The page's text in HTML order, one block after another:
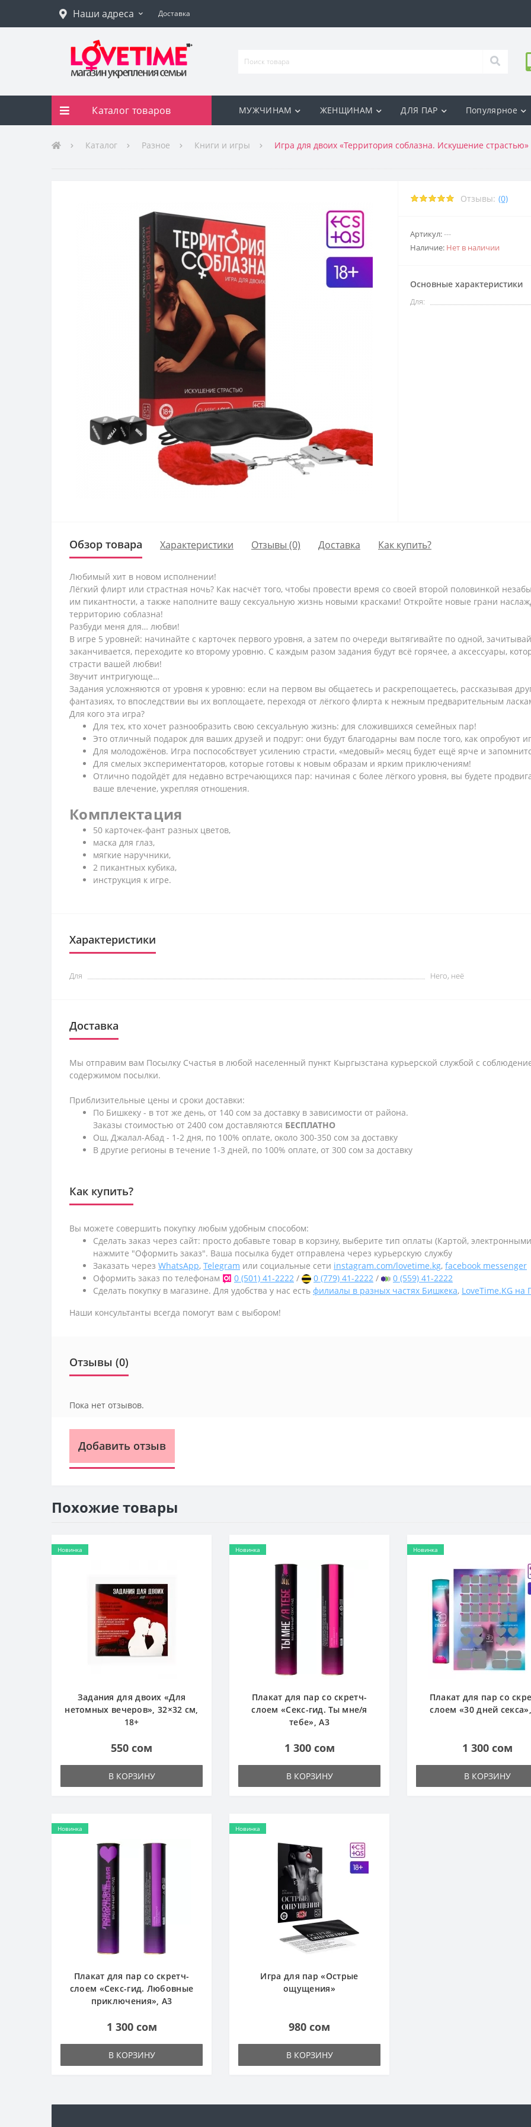
Наши адреса Доставка
Каталог товаров МУЖЧИНАМ ЖЕНЩИНАМ ДЛЯ ПАР Популярное
Каталог Разное Книги и игры Игра для двоих «Территория соблазна. Искушение страстью»
Отзывы: (0)
Артикул:---
Наличие: Нет в наличии
Основные характеристики
Для:
Обзор товара Характеристики Отзывы (0) Доставка Как купить?
Любимый хит в новом исполнении!
Лёгкий флирт или страстная ночь? Как насчёт того, чтобы провести время со своей второй половинкой
им пикантности, а также наполните вашу сексуальную жизнь новыми красками! Откройте новые грани
территорию соблазна!
Разбуди меня для… любви!
В игре 5 уровней: начинайте с карточек первого уровня, а затем по очереди вытягивайте по одной,
заканчивается, переходите ко второму уровню. С каждым разом задания будут всё горячее, а аксессуары,
страсти вашей любви!
Звучит интригующе…
Задания усложняются от уровня к уровню: если на первом вы общаетесь и раскрепощаетесь, рассказывая
фантазиях, то впоследствии вы их воплощаете, переходя от лёгкого флирта к нежным предварительным
Для кого эта игра?
Для тех, кто хочет разнообразить свою сексуальную жизнь: для сложившихся семейных пар!
Это отличный подарок для ваших друзей и подруг: они будут благодарны вам после того, как опробуют
Для молодожёнов. Игра поспособствует усилению страсти, «медовый» месяц будет ещё ярче и
Для смелых экспериментаторов, которые готовы к новым образам и ярким приключениям!
Отлично подойдёт для недавно встречающихся пар: начиная с более лёгкого уровня, вы будете
ваше влечение, укрепляя отношения.
Комплектация
50 карточек-фант разных цветов,
маска для глаз,
мягкие наручники,
2 пикантных кубика,
инструкция к игре.
Характеристики
Для Него, неё
Доставка
Мы отправим вам Посылку Счастья в любой населенный пункт Кыргызстана курьерской службой с
содержимом посылки.
Приблизительные цены и сроки доставки:
По Бишкеку - в тот же день, от 140 сом за доставку в зависимости от района.
Заказы стоимостью от 2400 сом доставляются БЕСПЛАТНО
Ош, Джалал-Абад - 1-2 дня, по 100% оплате, около 300-350 сом за доставку
В другие регионы в течение 1-3 дней, по 100% оплате, от 300 сом за доставку
Как купить?
Вы можете совершить покупку любым удобным способом:
Сделать заказ через сайт: просто добавьте товар в корзину, выберите тип оплаты (Картой,
нажмите "Оформить заказ". Ваша посылка будет отправлена через курьерскую службу
Заказать через WhatsApp, Telegram или социальные сети instagram.com/lovetime.kg, facebook messenger
Оформить заказ по телефонам
0 (501) 41-2222 / 0 (779) 41-2222 /
0 (559) 41-2222
Сделать покупку в магазине. Для удобства у нас есть филиалы в разных частях Бишкека, LoveTime.KG на
Наши консультанты всегда помогут вам с выбором!
Отзывы (0)
Пока нет отзывов.
Добавить отзыв
Похожие товары
Новинка
Задания для двоих «Для
нетомных вечеров», 32×32 см,
18+
550 сом
В КОРЗИНУ
Новинка
Плакат для пар со скретч-
слоем «Секс-гид. Ты мне/я
тебе», А3
1 300 сом
В КОРЗИНУ
Новинка
Плакат для пар со
слоем «30 дней
1 300 сом
В КОРЗИНУ
Новинка
Плакат для пар со скретч-
слоем «Секс-гид. Любовные
приключения», А3
1 300 сом
В КОРЗИНУ
Новинка
Игра для пар «Острые
ощущения»
980 сом
В КОРЗИНУ